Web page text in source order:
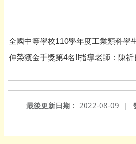
全國中等學校110學年度工業類科學
伸榮獲金手獎第4名!!指導老師：陳祈
最後更新日期： 2022-08-09
|